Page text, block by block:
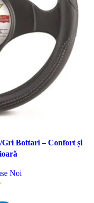
Gri Bottari – Confort și
Noi